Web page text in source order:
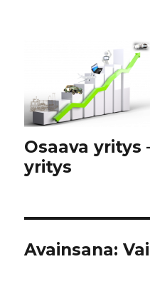
Osaava yritys
yritys
Avainsana: